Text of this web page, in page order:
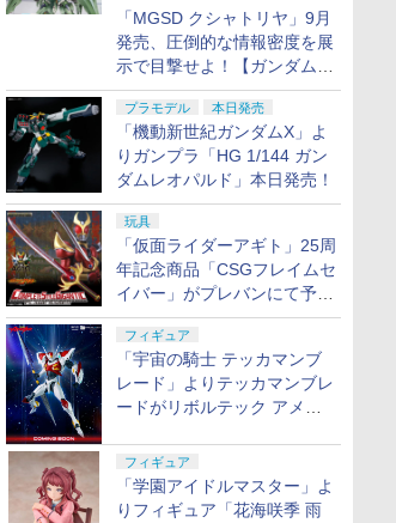
「MGSD クシャトリヤ」9月
発売、圧倒的な情報密度を展
示で目撃せよ！【ガンダムベ
ース撮り下ろし】
プラモデル 本日発売
「機動新世紀ガンダムX」よ
りガンプラ「HG 1/144 ガン
ダムレオパルド」本日発売！
玩具
「仮面ライダーアギト」25周
年記念商品「CSGフレイムセ
イバー」がプレバンにて予約
開始
フィギュア
「宇宙の騎士 テッカマンブ
レード」よりテッカマンブレ
ードがリボルテック アメイ
定
フィギュア
「学園アイドルマスター」よ
りフィギュア「花海咲季 雨